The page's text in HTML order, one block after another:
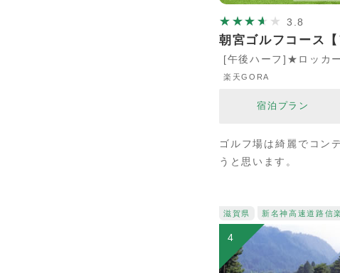
3.8
朝宮ゴルフコース
[午後ハーフ]★ロッカ
楽天GORA
宿泊プラン
ゴルフ場は綺麗でコン
うと思います。
滋賀県 新名神高速道路信
4